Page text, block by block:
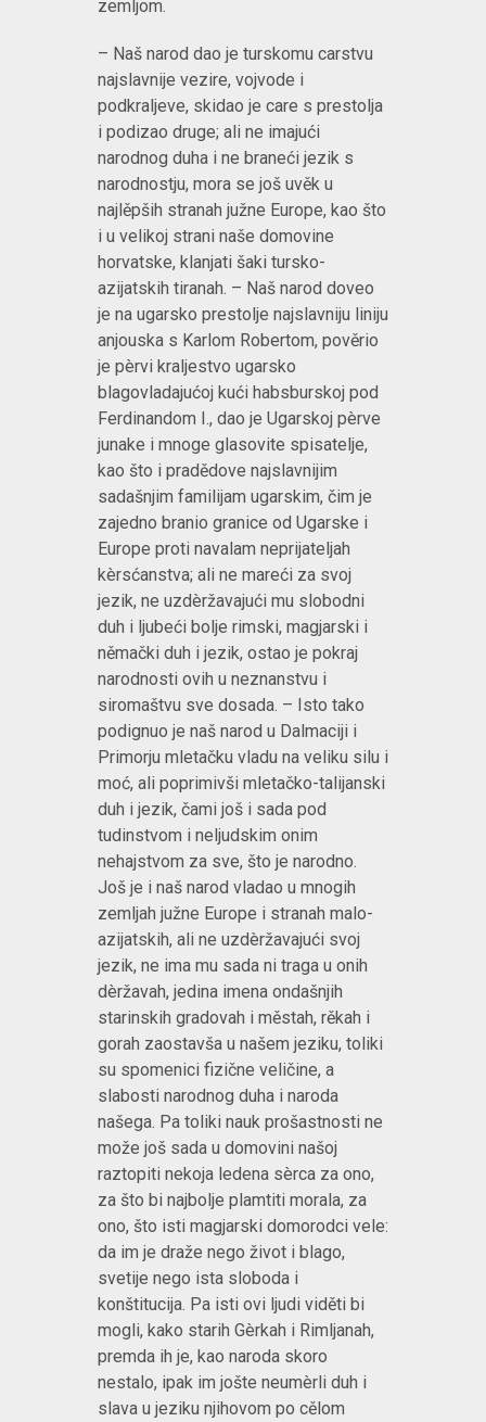
zemljom.
– Naš narod dao je turskomu carstvu
najslavnije vezire, vojvode i
podkraljeve, skidao je care s prestolja
i podizao druge; ali ne imajući
narodnog duha i ne braneći jezik s
narodnostju, mora se još uvěk u
najlěpših stranah južne Europe, kao što
i u velikoj strani naše domovine
horvatske, klanjati šaki tursko-
azijatskih tiranah. – Naš narod doveo
je na ugarsko prestolje najslavniju liniju
anjouska s Karlom Robertom, pověrio
je pèrvi kraljestvo ugarsko
blagovladajućoj kući habsburskoj pod
Ferdinandom I., dao je Ugarskoj pèrve
junake i mnoge glasovite spisatelje,
kao što i pradědove najslavnijim
sadašnjim familijam ugarskim, čim je
zajedno branio granice od Ugarske i
Europe proti navalam neprijateljah
kèrsćanstva; ali ne mareći za svoj
jezik, ne uzdèržavajući mu slobodni
duh i ljubeći bolje rimski, magjarski i
němački duh i jezik, ostao je pokraj
narodnosti ovih u neznanstvu i
siromaštvu sve dosada. – Isto tako
podignuo je naš narod u Dalmaciji i
Primorju mletačku vladu na veliku silu i
moć, ali poprimivši mletačko-talijanski
duh i jezik, čami još i sada pod
tudinstvom i neljudskim onim
nehajstvom za sve, što je narodno.
Još je i naš narod vladao u mnogih
zemljah južne Europe i stranah malo-
azijatskih, ali ne uzdèržavajući svoj
jezik, ne ima mu sada ni traga u onih
dèržavah, jedina imena ondašnjih
starinskih gradovah i městah, rěkah i
gorah zaostavša u našem jeziku, toliki
su spomenici fizične veličine, a
slabosti narodnog duha i naroda
našega. Pa toliki nauk prošastnosti ne
može još sada u domovini našoj
raztopiti nekoja ledena sèrca za ono,
za što bi najbolje plamtiti morala, za
ono, što isti magjarski domorodci vele:
da im je draže nego život i blago,
svetije nego ista sloboda i
konštitucija. Pa isti ovi ljudi viděti bi
mogli, kako starih Gèrkah i Rimljanah,
premda ih je, kao naroda skoro
nestalo, ipak im jošte neumèrli duh i
slava u jeziku njihovom po cělom